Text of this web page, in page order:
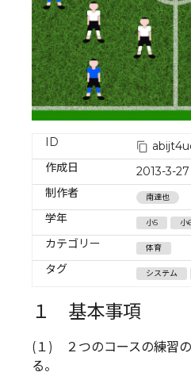
ID
作成日
2013-3-27
制作者
南達也
学年 小5 小
カテゴリー 体育
タグ システム
１ 基本事項
(１) ２つのコースの練習
る。